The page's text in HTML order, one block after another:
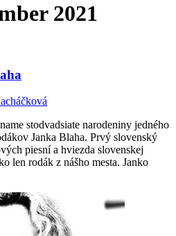
2021
stodvadsiate narodeniny jedného
Janka Blaha. Prvý slovenský
piesní a hviezda slovenskej
len rodák z nášho mesta. Janko